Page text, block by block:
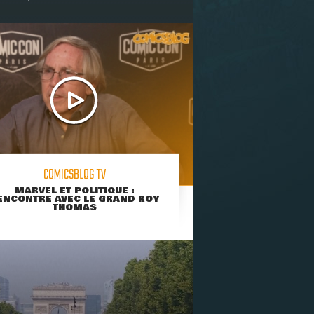
COMICSBLOG TV
MARVEL ET POLITIQUE :
AVEC LE GRAND ROY
THOMAS